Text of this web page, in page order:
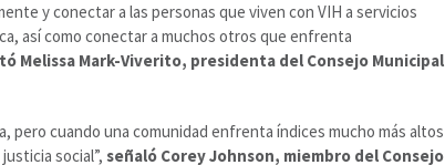
y conectar a las personas que viven con VIH a servicios
así como conectar a muchos otros que enfrenta
Melissa Mark-Viverito, presidenta del Consejo Municipal
pero cuando una comunidad enfrenta índices mucho más altos
social”, señaló Corey Johnson, miembro del Consejo